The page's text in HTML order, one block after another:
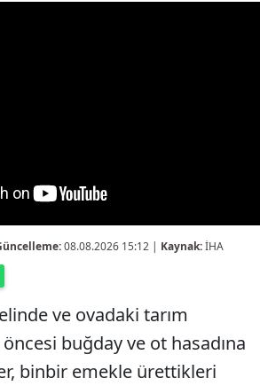
08.08.2026 15:12 | Kaynak:İHA
ve ovadaki tarım
buğday ve ot hasadına
binbir emekle ürettikleri